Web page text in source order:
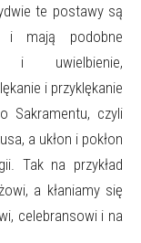
te postawy są
i mają podobne
i uwielbienie,
i przyklękanie
Sakramentu, czyli
a ukłon i pokłon
Tak na przykład
a kłaniamy się
celebransowi i na